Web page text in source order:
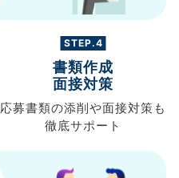
STEP.4
書類作成
面接対策
応募書類の添削や面接対策も
徹底サポート